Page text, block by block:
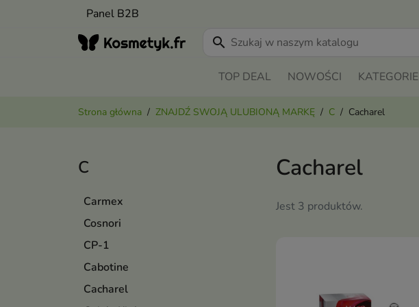
Panel B2B
search
TOP DEAL NOWOŚCI KATEGORIE
Strona główna ZNAJDŹ SWOJĄ ULUBIONĄ MARKĘ C Cacharel
C
Carmex
Cosnori
CP-1
Cabotine
Cacharel
Cacharel
Jest 3 produktów.